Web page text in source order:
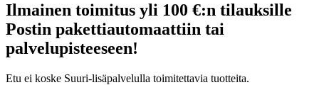
Ilmainen toimitus yli 100 €:n tilauksille
Postin pakettiautomaattiin tai
palvelupisteeseen!
Etu ei koske Suuri‑lisäpalvelulla toimitettavia tuotteita.